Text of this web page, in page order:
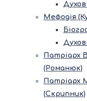
Мефодія
Патріарх
(Романюк)
Патріарх
(Скрипник)